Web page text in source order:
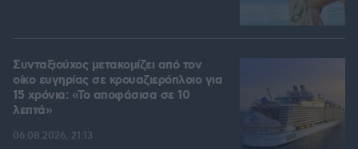
Συνταξιούχος μετακομίζει από τον
οίκο ευγηρίας σε κρουαζιερόπλοιο για
15 χρόνια: «Το αποφάσισα σε 10
λεπτά»
06.08.2026, 21:13